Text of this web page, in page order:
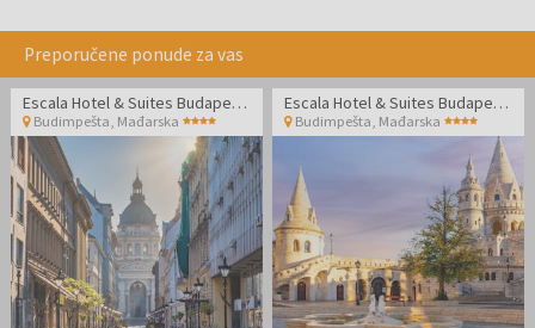
Preporučene ponude za vas
Escala Hotel & Suites Budapest - Porodični odmor
Budimpešta Mađarska
Escala Hotel & Suites Budapest - Porodični odmor
Budimpešta Mađarska